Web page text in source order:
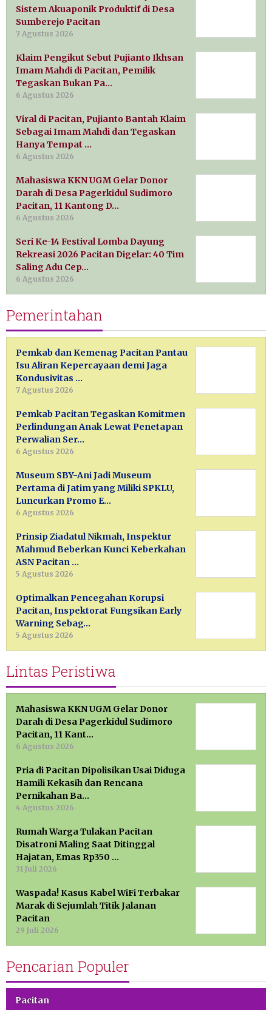
Sistem Akuaponik Produktif di Desa
Sumberejo Pacitan
7 Agustus 2026
Klaim Pengikut Sebut Pujianto Ikhsan
Imam Mahdi di Pacitan, Pemilik
Tegaskan Bukan Pa…
6 Agustus 2026
Viral di Pacitan, Pujianto Bantah Klaim
Sebagai Imam Mahdi dan Tegaskan
Hanya Tempat …
6 Agustus 2026
Mahasiswa KKN UGM Gelar Donor
Darah di Desa Pagerkidul Sudimoro
Pacitan, 11 Kantong D…
6 Agustus 2026
Seri Ke-14 Festival Lomba Dayung
Rekreasi 2026 Pacitan Digelar: 40 Tim
Saling Adu Cep…
6 Agustus 2026
Pemerintahan
Pemkab dan Kemenag Pacitan Pantau
Isu Aliran Kepercayaan demi Jaga
Kondusivitas …
7 Agustus 2026
Pemkab Pacitan Tegaskan Komitmen
Perlindungan Anak Lewat Penetapan
Perwalian Ser…
6 Agustus 2026
Museum SBY-Ani Jadi Museum
Pertama di Jatim yang Miliki SPKLU,
Luncurkan Promo E…
6 Agustus 2026
Prinsip Ziadatul Nikmah, Inspektur
Mahmud Beberkan Kunci Keberkahan
ASN Pacitan …
5 Agustus 2026
Optimalkan Pencegahan Korupsi
Pacitan, Inspektorat Fungsikan Early
Warning Sebag…
5 Agustus 2026
Lintas Peristiwa
Mahasiswa KKN UGM Gelar Donor
Darah di Desa Pagerkidul Sudimoro
Pacitan, 11 Kant…
6 Agustus 2026
Pria di Pacitan Dipolisikan Usai Diduga
Hamili Kekasih dan Rencana
Pernikahan Ba…
4 Agustus 2026
Rumah Warga Tulakan Pacitan
Disatroni Maling Saat Ditinggal
Hajatan, Emas Rp350 …
31 Juli 2026
Waspada! Kasus Kabel WiFi Terbakar
Marak di Sejumlah Titik Jalanan
Pacitan
29 Juli 2026
Pencarian Populer
Pacitan